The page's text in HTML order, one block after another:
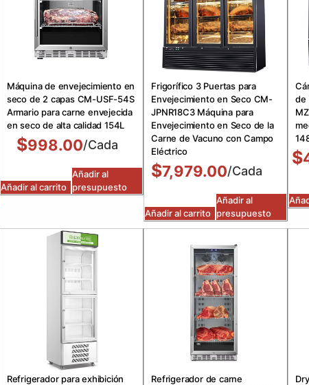
Máquina de envejecimiento en
seco de 2 capas CM-USF-54S
Armario para carne envejecida
en seco de alta calidad 154L
$998.00/Cada
Añadir al carrito
Añadir al
presupuesto
Frigorífico 3 Puertas para
Envejecimiento en Seco CM-
JPNR18C3 Máquina para
Envejecimiento en Seco de la
Carne de Vacuno con Campo
Eléctrico
$7,979.00/Cada
Añadir al carrito
Añadir al
presupuesto
de
$
Refrigerador para exhibición
Refrigerador de carne